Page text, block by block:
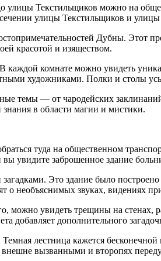
улицы Текстильщиков можно на
улицы Текстильщиков и
Дубны. Этот
красотой и изяществом.
каждой комнате можно увидеть
художниками. Полки и столы
темы — от чародейских
в области магии и мистики.
туда на общественном
увидите заброшенное здание
Это здание было
необъяснимых звуках, видениях
можно увидеть трещины на
добавляет дополнительного
лестница кажется
внешне вызванными и второпях